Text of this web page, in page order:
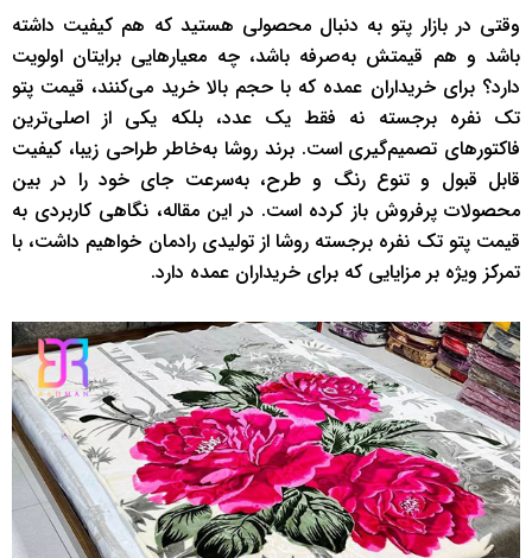
وقتی در بازار پتو به دنبال محصولی هستید که هم کیفیت داشته
باشد و هم قیمتش به‌صرفه باشد، چه معیارهایی برایتان اولویت
دارد؟ برای خریداران عمده که با حجم بالا خرید می‌کنند، قیمت پتو
تک نفره برجسته نه فقط یک عدد، بلکه یکی از اصلی‌ترین
فاکتورهای تصمیم‌گیری است. برند روشا به‌خاطر طراحی زیبا، کیفیت
قابل قبول و تنوع رنگ و طرح، به‌سرعت جای خود را در بین
محصولات پرفروش باز کرده است. در این مقاله، نگاهی کاربردی به
قیمت پتو تک نفره برجسته روشا از تولیدی رادمان خواهیم داشت، با
تمرکز ویژه بر مزایایی که برای خریداران عمده دارد.